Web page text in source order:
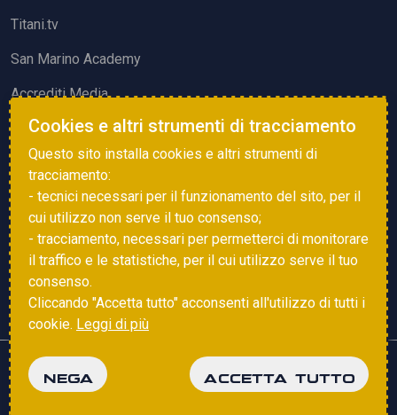
Titani.tv
San Marino Academy
Accrediti Media
ATTIVITÀ ED EVENTI
Squadre di Calcio
Associazione Sammarinese Arbitri
Vota gol e parata
Copyright © 2025 FSGC. Tutti i diritti riservati
Cookies e altri strumenti di tracciamento
Questo sito installa cookies e altri strumenti di
tracciamento:
- tecnici necessari per il funzionamento del sito, per il
cui utilizzo non serve il tuo consenso;
- tracciamento, necessari per permetterci di monitorare
il traffico e le statistiche, per il cui utilizzo serve il tuo
consenso.
Cliccando "Accetta tutto" acconsenti all'utilizzo di tutti i
cookie. Leggi di più
NEGA ACCETTA TUTTO